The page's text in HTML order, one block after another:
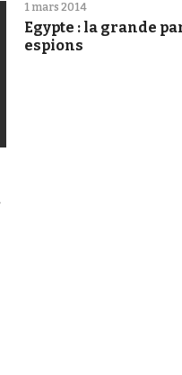
1 mars 2014
Egypte : la grande
espions